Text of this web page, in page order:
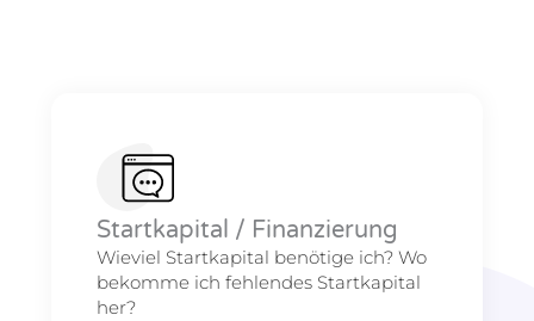
Startkapital / Finanzierung
Wieviel Startkapital benötige ich? Wo
bekomme ich fehlendes Startkapital
her?